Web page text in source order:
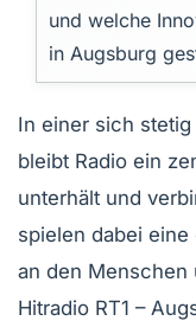
und welche
in Augsburg
In einer sich
bleibt Radio ein
unterhält und
spielen dabei
an den Menschen
Hitradio RT1 –